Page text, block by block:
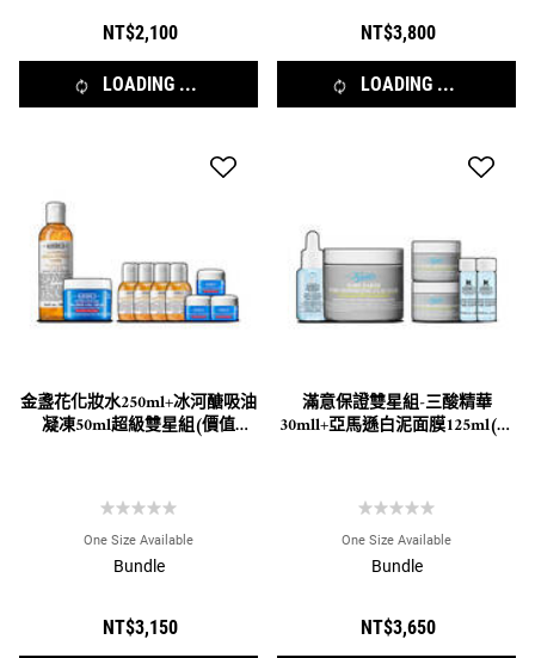
NT$2,100
LOADING ...
NT$3,800
LOADING ...
金盞花化妝水250ml+冰河醣吸油
凝凍50ml超級雙星組(價值
One Size Available
Bundle
NT$3,150
滿意保證雙星組-三酸精華
30mll+亞馬遜白泥面膜125ml(價
One Size Available
Bundle
NT$3,650